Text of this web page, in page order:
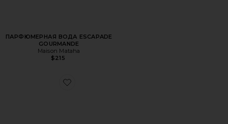
ПАРФЮМЕРНАЯ ВОДА ESCAPADE
GOURMANDE
Maison Mataha
$215
Favorite ПАРФУМ